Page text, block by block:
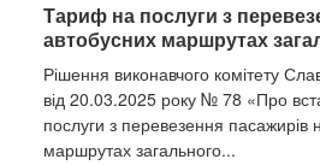
Тариф на послуги з
автобусних маршрутах
Рішення виконавчого комітету
від 20.03.2025 року № 78 «Про
послуги з перевезення пасажирів
маршрутах загального...